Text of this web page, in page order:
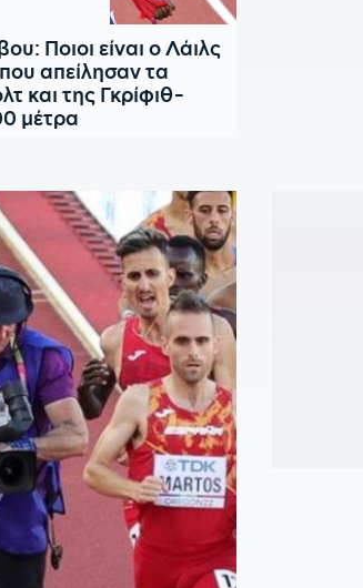
Ποιοι είναι ο Λάιλς
απείλησαν τα
και της Γκρίφιθ-
μέτρα